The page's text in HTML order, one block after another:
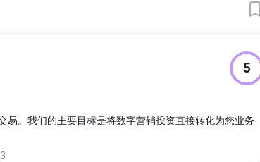
5
。我们的主要目标是将数字营销投资直接转化为您业务